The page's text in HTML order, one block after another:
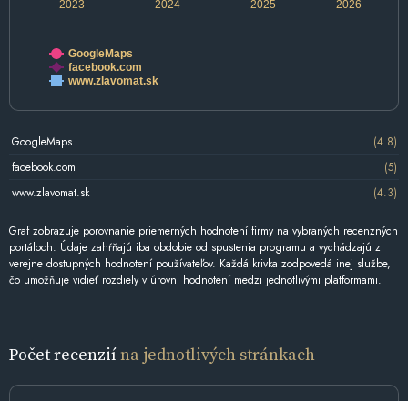
2024 2026
2023 2025
GoogleMaps
facebook.com
www.zlavomat.sk
GoogleMaps
(4.8)
facebook.com
(5)
www.zlavomat.sk
(4.3)
Graf zobrazuje porovnanie priemerných hodnotení firmy na vybraných recenzných
portáloch. Údaje zahŕňajú iba obdobie od spustenia programu a vychádzajú z
verejne dostupných hodnotení používateľov. Každá krivka zodpovedá inej službe,
čo umožňuje vidieť rozdiely v úrovni hodnotení medzi jednotlivými platformami.
Počet recenziína jednotlivých stránkach